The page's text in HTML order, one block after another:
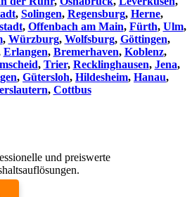
, Solingen, Regensburg, Herne,
, Offenbach am Main, Fürth, Ulm,
, Würzburg, Wolfsburg, Göttingen,
Erlangen, Bremerhaven, Koblenz,
, Trier, Recklinghausen, Jena,
, Gütersloh, Hildesheim, Hanau,
, Cottbus
und preiswerte